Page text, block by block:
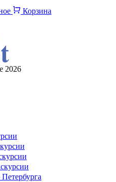
Корзина
2026